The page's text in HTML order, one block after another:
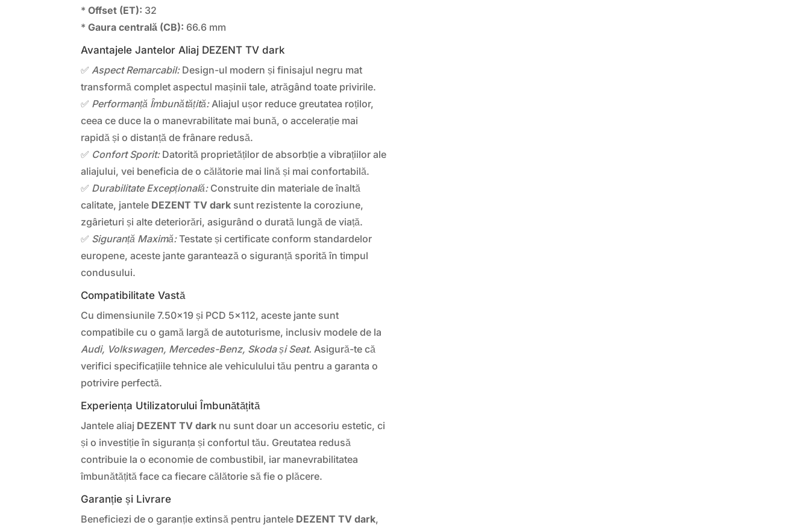
*Offset (ET): 32
*Gaura centrală (CB): 66.6 mm
Avantajele Jantelor Aliaj DEZENT TV dark
✅ Aspect Remarcabil:Design-ul modern și finisajul negru mat
transformă complet aspectul mașinii tale, atrăgând toate privirile.
✅ Performanță Îmbunătățită:Aliajul ușor reduce greutatea roților,
ceea ce duce la o manevrabilitate mai bună, o accelerație mai
rapidă și o distanță de frânare redusă.
✅ Confort Sporit:Datorită proprietăților de absorbție a vibrațiilor ale
aliajului, vei beneficia de o călătorie mai lină și mai confortabilă.
✅ Durabilitate Excepțională:Construite din materiale de înaltă
calitate, jantele DEZENT TV dark sunt rezistente la coroziune,
zgârieturi și alte deteriorări, asigurând o durată lungă de viață.
✅ Siguranță Maximă:Testate și certificate conform standardelor
europene, aceste jante garantează o siguranță sporită în timpul
condusului.
Compatibilitate Vastă
Cu dimensiunile 7.50×19 și PCD 5×112, aceste jante sunt
compatibile cu o gamă largă de autoturisme, inclusiv modele de la
Audi, Volkswagen, Mercedes-Benz, Skoda și Seat. Asigură-te că
verifici specificațiile tehnice ale vehiculului tău pentru a garanta o
potrivire perfectă.
Experiența Utilizatorului Îmbunătățită
Jantele aliaj DEZENT TV dark nu sunt doar un accesoriu estetic, ci
și o investiție în siguranța și confortul tău. Greutatea redusă
contribuie la o economie de combustibil, iar manevrabilitatea
îmbunătățită face ca fiecare călătorie să fie o plăcere.
Garanție și Livrare
Beneficiezi de o garanție extinsă pentru jantele DEZENT TV dark,